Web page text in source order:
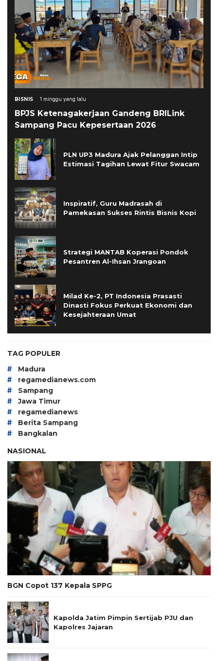
BISNIS 1 minggu yang lalu
BPJS Ketenagakerjaan Gandeng BRILink
Sampang Pacu Kepesertaan 2026
PLN UP3 Madura Ajak Pelanggan Intip
Estimasi Tagihan Lewat Fitur Swacam
Inspiratif, Guru Madrasah di
Pamekasan Sukses Rintis Bisnis Kopi
Strategi MANTAB Koperasi Pondok
Pesantren Al-Ihsan Jrangoan
Milad Ke-2, PT Indonesia Prasasti
Dinasti Fokus Perkuat Ekonomi dan
Kesejahteraan Umat
TAG POPULER
# Madura
# regamedianews.com
# Sampang
# Jawa Timur
# regamedianews
# Berita Sampang
#
Bangkalan
NASIONAL
BGN Copot 137 Kepala SPPG
Kapolda Jatim Pimpin Sertijab PJU dan
Kapolres Jajaran